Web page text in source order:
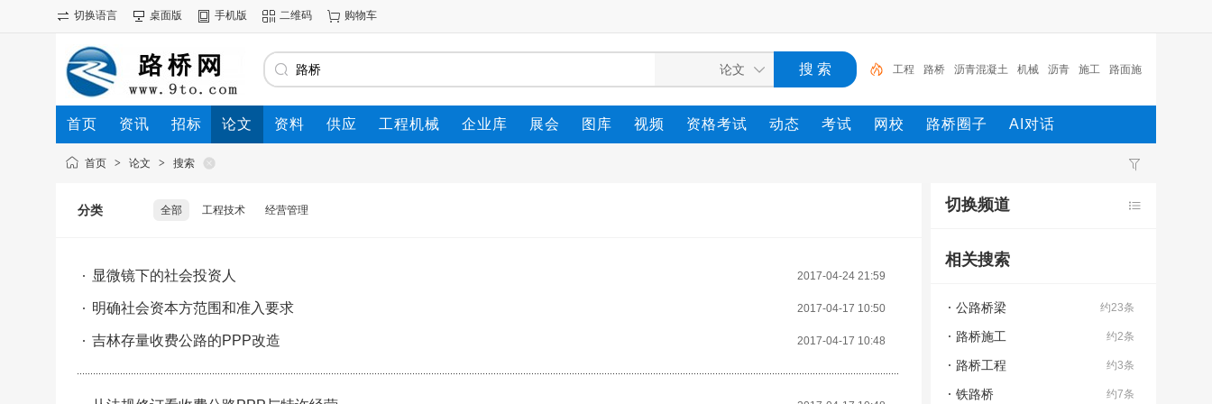
切换语言 桌面版 手机版 二维码 购物车
工程 路桥 沥青混凝土 机械 沥青 施工 路面施
工 沥青路面 土工格栅 土工布
首页 资讯 招标 论文 资料 供应 工程机械 企业库 展会 图库 视频 资格考试 动态 考试 网校 路桥圈子 AI对话
首页 > 论文 > 搜索
分类 全部 工程技术 经营管理
2017-04-24 21:59
显微镜下的社会投资人
2017-04-17 10:50
明确社会资本方范围和准入要求
2017-04-17 10:48
吉林存量收费公路的PPP改造
切换频道
相关搜索
约23条
公路桥梁
约2条
路桥施工
约3条
路桥工程
约7条
铁路桥